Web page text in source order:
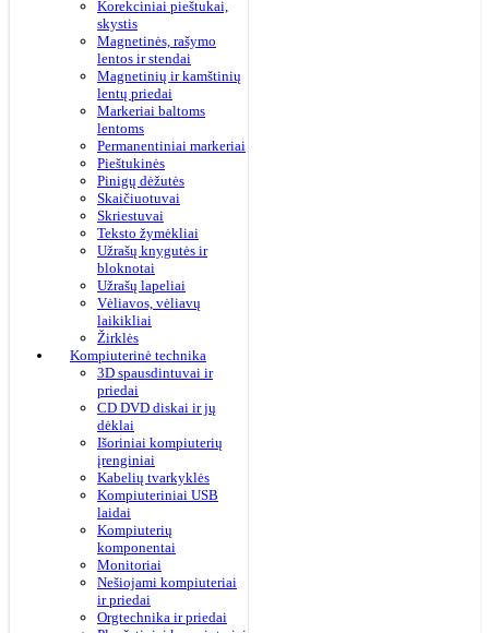
Korekciniai pieštukai,
skystis
Magnetinės, rašymo
lentos ir stendai
Magnetinių ir kamštinių
lentų priedai
Markeriai baltoms
lentoms
Permanentiniai markeriai
Pieštukinės
Pinigų dėžutės
Skaičiuotuvai
Skriestuvai
Teksto žymėkliai
Užrašų knygutės ir
bloknotai
Užrašų lapeliai
Vėliavos, vėliavų
laikikliai
Žirklės
Kompiuterinė technika
3D spausdintuvai ir
priedai
CD DVD diskai ir jų
dėklai
Išoriniai kompiuterių
įrenginiai
Kabelių tvarkyklės
Kompiuteriniai USB
laidai
Kompiuterių
komponentai
Monitoriai
Nešiojami kompiuteriai
ir priedai
Orgtechnika ir priedai